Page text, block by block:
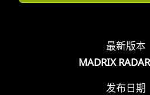
最新版本
MADRIX
发布日期